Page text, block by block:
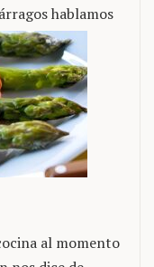
hablamos
al momento